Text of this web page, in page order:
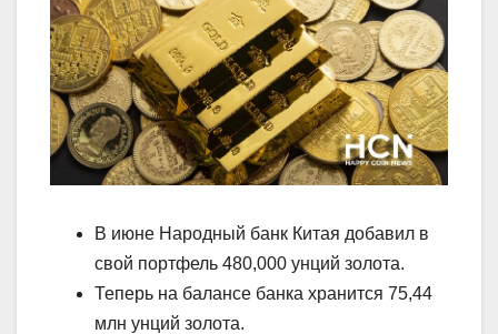
В июне Народный банк Китая добавил в
свой портфель 480,000 унций золота.
Теперь на балансе банка хранится 75,44
млн унций золота.